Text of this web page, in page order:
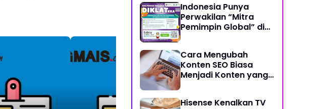
Proses perajangan pada
Indonesia Punya
Perwakilan “Mitra
Pemimpin Global” di
Cara Mengubah
Konten SEO Biasa
Menjadi Konten yang
Hisense Kenalkan TV